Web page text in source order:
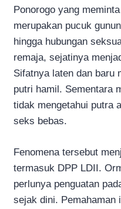
Ponorogo yang
merupakan pucuk
hingga hubungan
remaja, sejatinya
Sifatnya laten dan baru
putri hamil. Sementara
tidak mengetahui putra
seks bebas.
Fenomena tersebut
termasuk DPP LDII.
perlunya penguatan
sejak dini. Pemahaman